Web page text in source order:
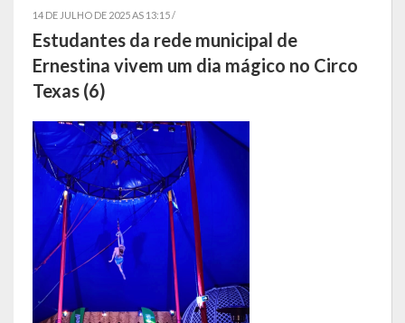
Telefones Úteis
Secretarias
Estrutura organizacional
Administração
Assistência Social
Educação, Cultura, Desporto e Turismo
Sala Multidisciplinar Saber Mais
Escola Municipal de Educação Infantil Dr. Orlando Rojas
14 DE JULHO DE 2025 AS 13:15 /
Estudantes da rede municipal de
Ernestina vivem um dia mágico no Circo
Texas (6)